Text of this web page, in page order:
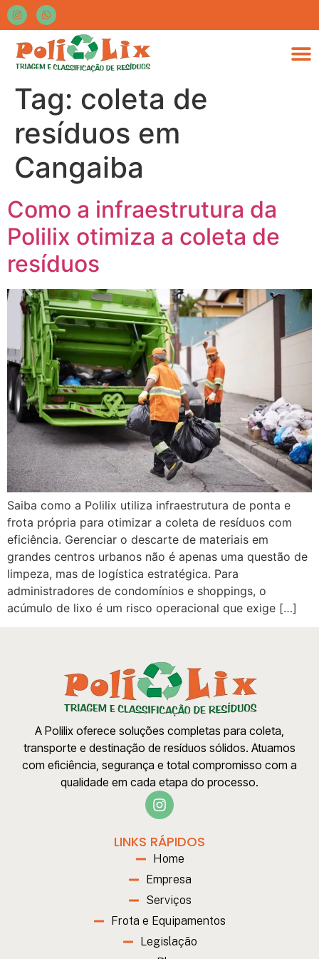
Tag: coleta de
resíduos em
Cangaiba
Como a infraestrutura da
Polilix otimiza a coleta de
resíduos
Saiba como a Polilix utiliza infraestrutura de ponta e
frota própria para otimizar a coleta de resíduos com
eficiência. Gerenciar o descarte de materiais em
grandes centros urbanos não é apenas uma questão de
limpeza, mas de logística estratégica. Para
administradores de condomínios e shoppings, o
acúmulo de lixo é um risco operacional que exige […]
A Polilix oferece soluções completas para coleta,
transporte e destinação de resíduos sólidos. Atuamos
com eficiência, segurança e total compromisso com a
qualidade em cada etapa do processo.
LINKS RÁPIDOS
Home
Empresa
Serviços
Frota e Equipamentos
Legislação